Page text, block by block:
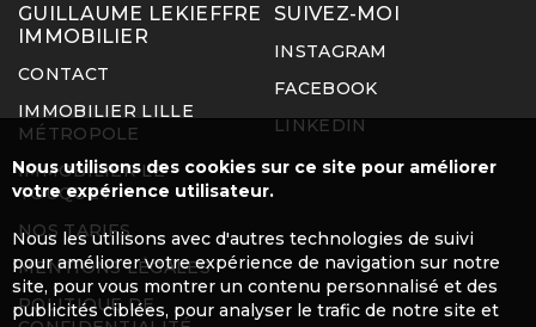
GUILLAUME LEKIEFFRE
IMMOBILIER
CONTACT
IMMOBILIER LILLE
MÉTROPOLE
IMMOBILIER LE
TOUQUET
NOS TARIFS
MENTIONS LÉGALES
POLITIQUE DE
SUIVEZ-MOI
INSTAGRAM
FACEBOOK
LINKEDIN
Nous utilisons des cookies sur ce site pour améliorer
votre expérience utilisateur.
Nous les utilisons avec d'autres technologies de suivi
pour améliorer votre expérience de navigation sur notre
site, pour vous montrer un contenu personnalisé et des
publicités ciblées, pour analyser le trafic de notre site et